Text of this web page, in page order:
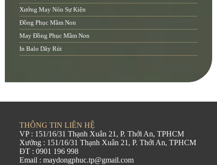
Xưởng May Nón Sự Kiện
Đồng Phục Mầm Non
May Đồng Phục Mầm Non
In Balo Dây Rút
THÔNG TIN LIÊN HỆ
VP : 151/16/31 Thạnh Xuân 21, P. Thới An, TPHCM
Xưởng : 151/16/31 Thạnh Xuân 21, P. Thới An, TPHCM
ĐT : 0901 196 998
Email : maydongphuc.tp@gmail.com